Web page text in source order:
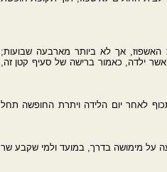
אך לא ביותר מארבעה שבועות;
ילדה, כאמור ברישה של סעיף קטן זה,
לאחר יום הלידה ויתרת החופשה תחל
על מימושה בדרך, במועד ולמי שקבע שר